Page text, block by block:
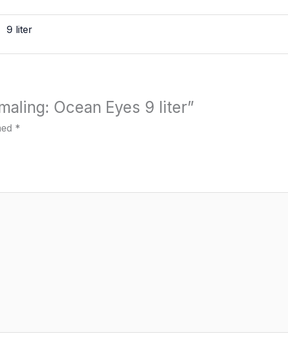
9 liter
Ocean Eyes 9 liter”
*